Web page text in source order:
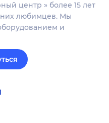
центр » более 15 лет
любимцев. Мы
и